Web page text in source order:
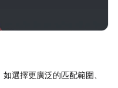
選擇更廣泛的匹配範圍、